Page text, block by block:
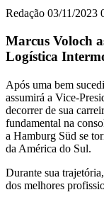
Redação 03/11/2023
Marcus Voloch
Logística
Após uma bem
assumirá a Vice-
decorrer de sua
fundamental na
a Hamburg Süd se
da América do Sul.
Durante sua
dos melhores